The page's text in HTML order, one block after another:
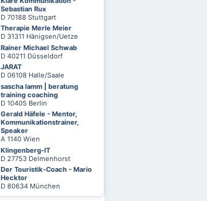
Sebastian Rux
D 70188 Stuttgart
Therapie Merle Meier
D 31311 Hänigsen/Uetze
Rainer Michael Schwab
D 40211 Düsseldorf
JARAT
D 06108 Halle/Saale
sascha lamm | beratung
training coaching
D 10405 Berlin
Gerald Häfele - Mentor,
Kommunikationstrainer,
Speaker
A 1140 Wien
Klingenberg-IT
D 27753 Delmenhorst
Der Touristik-Coach - Mario
Hecktor
D 80634 München